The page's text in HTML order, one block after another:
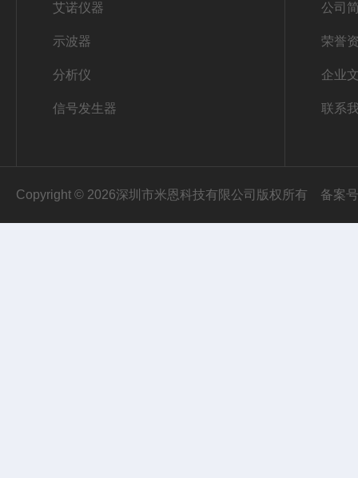
艾诺仪器
示波器
分析仪
信号发生器
公司
荣誉
企业
联系
Copyright © 2026深圳市米恩科技有限公司版权所有 备案